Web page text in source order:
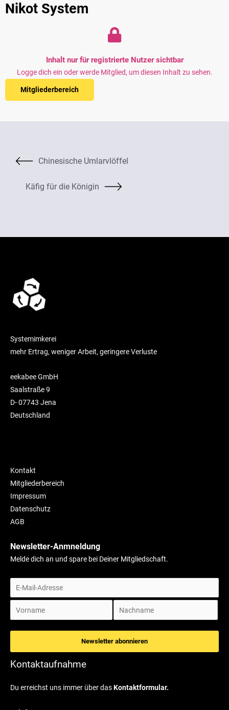
Nikot System
Inhalt nur für registrierte Nutzer sichtbar
Logge dich ein oder werde Mitglied, um diesen Inhalt zu sehen.
Mitgliederbereich
Chinesische Umlarvlöffel
Käfig für die Königin
Systemimkerei
mehr Ertrag, weniger Arbeit, geringere Verluste
eekabee GmbH
Saalstraße 9
D- 07743 Jena
Deutschland
Kontakt
Mitgliederbereich
Impressum
Datenschutz
AGB
Newsletter-Anmneldung
Melde dich an und spare bei Deiner Mitgliedschaft.
Kontaktaufnahme
Du erreichst uns immer über dasKontaktformular.